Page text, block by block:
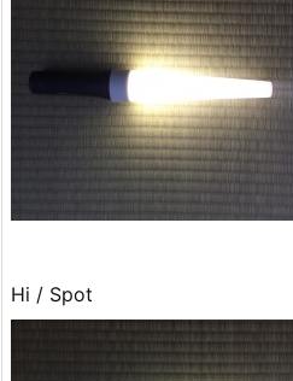
Hi / Spot